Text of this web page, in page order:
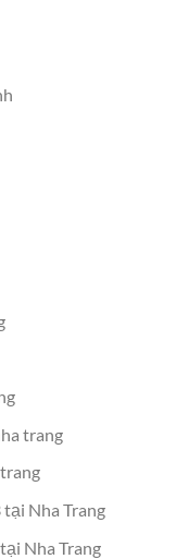
trang
Nha Trang
Nha Trang